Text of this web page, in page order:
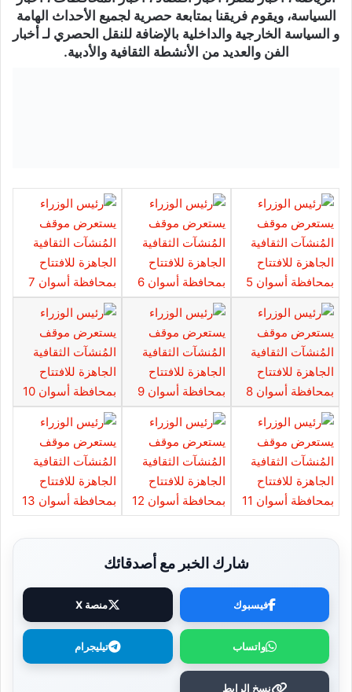
السياسة، ويقوم فريقنا بمتابعة حصرية لجميع الأحداث الهامة
و السياسة الخارجية والداخلية بالإضافة للنقل الحصري لـ أخبار
الفن والعديد من الأنشطة الثقافية والأدبية.
شارك الخبر مع أصدقائك
فيسبوك منصة X
واتساب تيليجرام
نسخ الرابط